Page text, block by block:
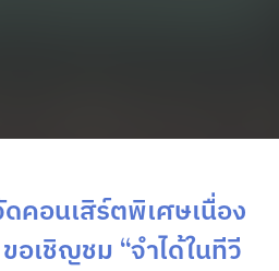
คอนเสิร์ตพิเศษเนื่อง
อเชิญชม “จำได้ในทีวี